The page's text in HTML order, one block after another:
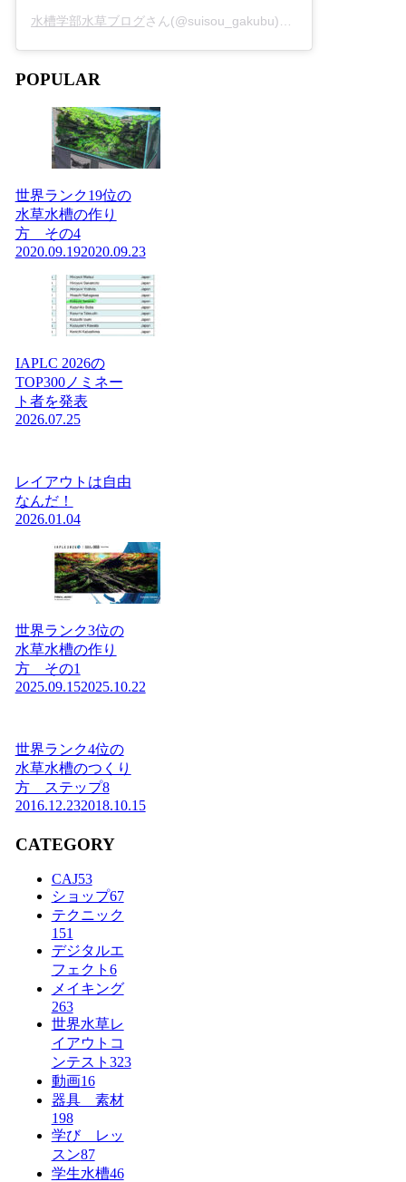
水槽学部水草ブログさん(@suisou_gakubu)がシェアした投稿 -
POPULAR
世界ランク19位の
水草水槽の作り
方 その4
2020.09.192020.09.23
IAPLC 2026の
TOP300ノミネー
ト者を発表
2026.07.25
レイアウトは自由
なんだ！
2026.01.04
世界ランク3位の
水草水槽の作り
方 その1
2025.09.152025.10.22
世界ランク4位の
水草水槽のつくり
方 ステップ8
2016.12.232018.10.15
CATEGORY
CAJ53
ショップ67
テクニック
151
デジタルエ
フェクト 6
メイキング
263
世界水草レ
イアウトコ
ンテスト 323
動画16
器具 素材
198
学び レッ
スン87
学生水槽46